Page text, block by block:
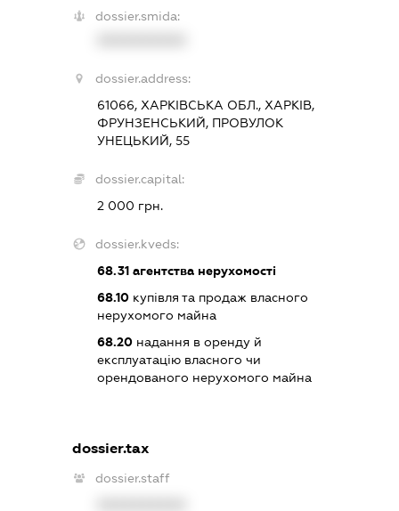
dossier.smida:
dossier.address:
61066, ХАРКІВСЬКА ОБЛ., ХАРКІВ,
ФРУНЗЕНСЬКИЙ, ПРОВУЛОК
УНЕЦЬКИЙ, 55
dossier.capital:
2 000 грн.
dossier.kveds:
68.31агентства нерухомості
68.10купівля та продаж власного
нерухомого майна
68.20надання в оренду й
експлуатацію власного чи
орендованого нерухомого майна
dossier.tax
dossier.staff